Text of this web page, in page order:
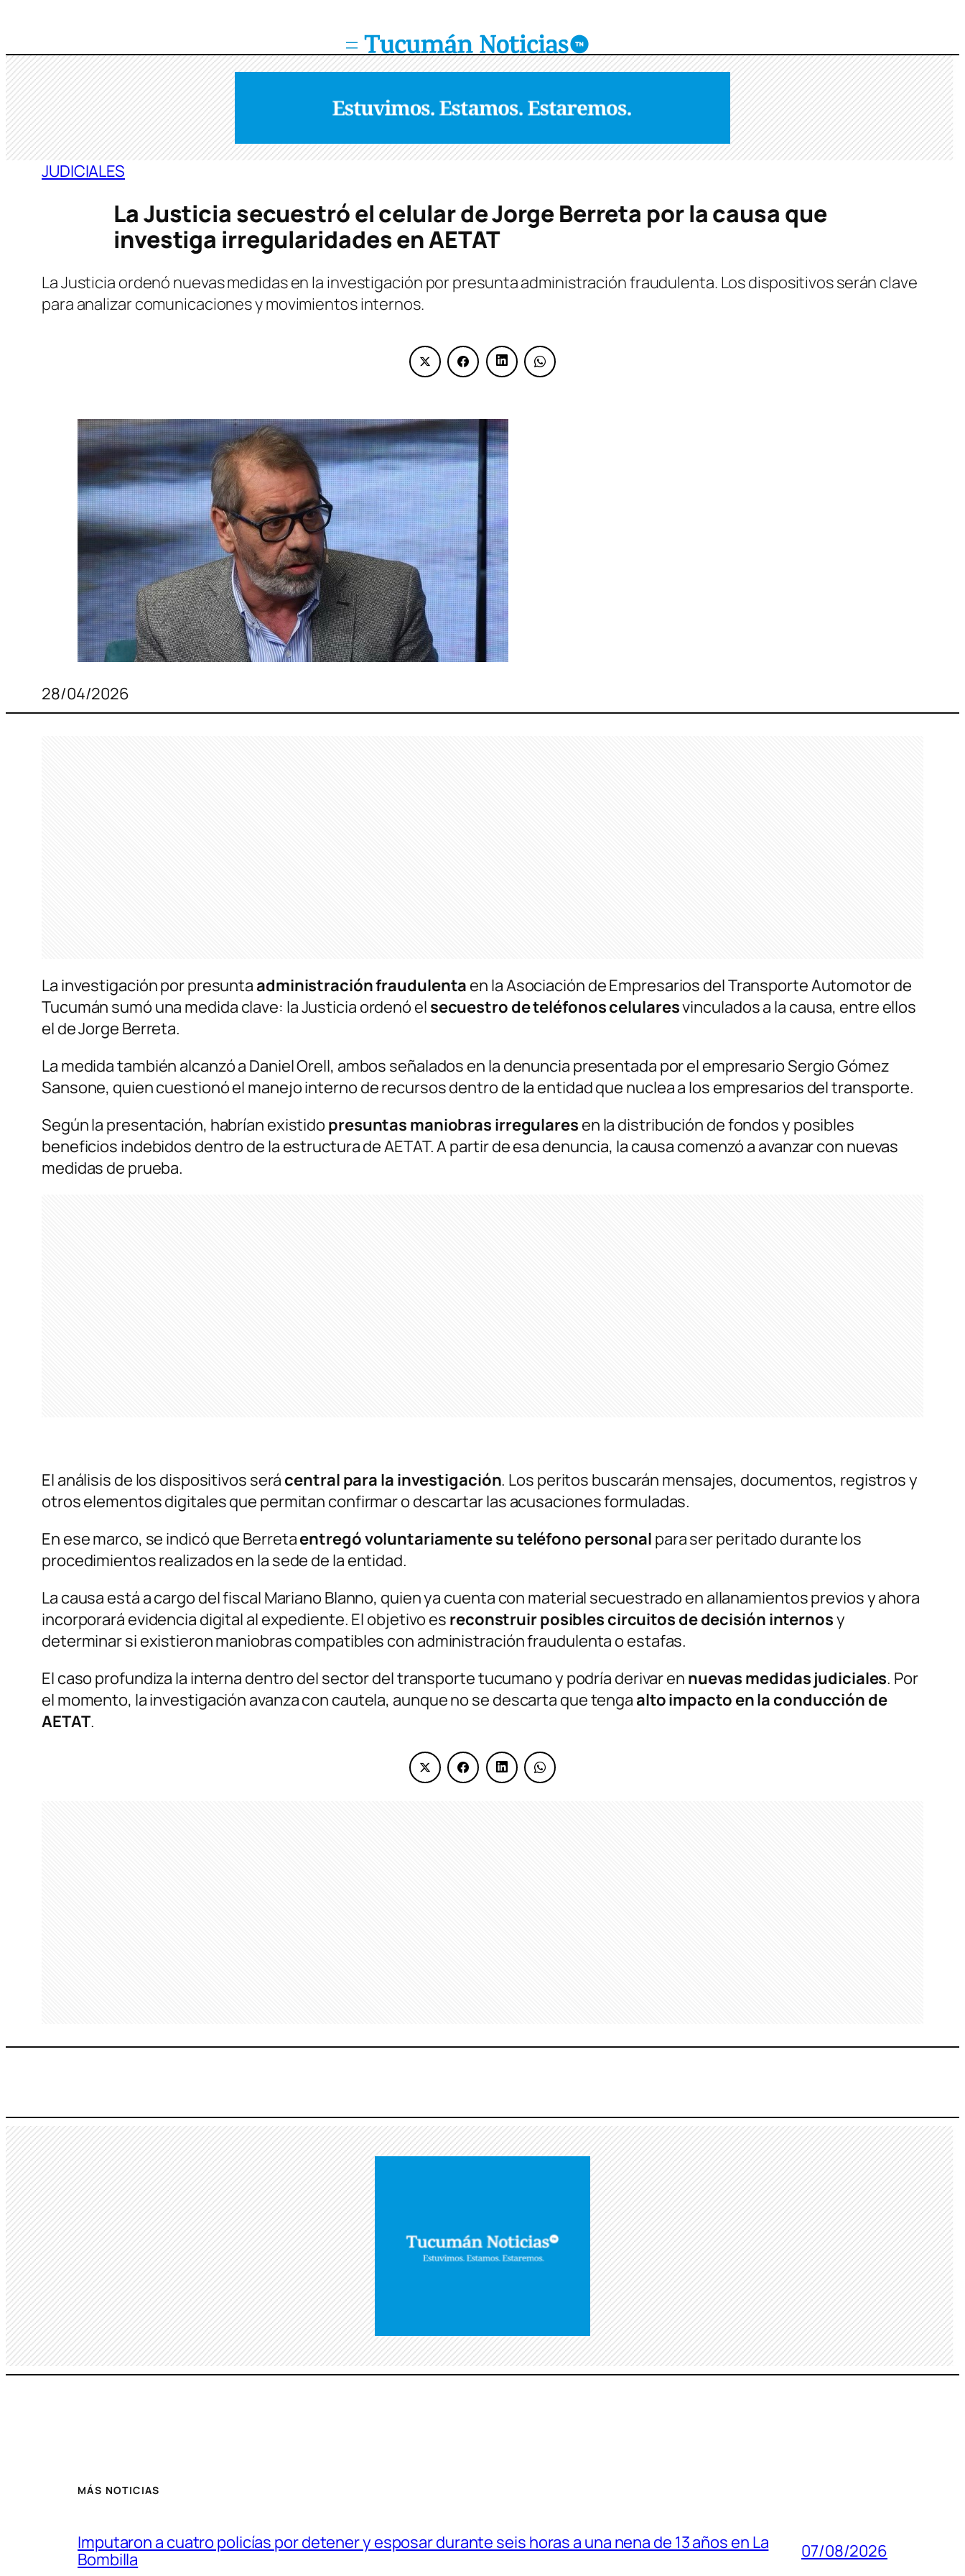
contenido
JUDICIALES
La Justicia secuestró el celular de Jorge Berreta por la causa que
investiga irregularidades en AETAT
La Justicia ordenó nuevas medidas en la investigación por presunta administración fraudulenta. Los dispositivos serán clave
para analizar comunicaciones y movimientos internos.
28/04/2026
La investigación por presuntaadministración fraudulenta en la Asociación de Empresarios del Transporte Automotor de
Tucumán sumó una medida clave: la Justicia ordenó el secuestro de teléfonos celularesvinculados a la causa, entre ellos
el de Jorge Berreta.
La medida también alcanzó a Daniel Orell, ambos señalados en la denuncia presentada por el empresario Sergio Gómez
Sansone, quien cuestionó el manejo interno de recursos dentro de la entidad que nuclea a los empresarios del transporte.
Según la presentación, habrían existido presuntas maniobras irregulares en la distribución de fondos y posibles
beneficios indebidos dentro de la estructura de AETAT. A partir de esa denuncia, la causa comenzó a avanzar con nuevas
medidas de prueba.
El análisis de los dispositivos será central para la investigación. Los peritos buscarán mensajes, documentos, registros y
otros elementos digitales que permitan confirmar o descartar las acusaciones formuladas.
En ese marco, se indicó que Berretaentregó voluntariamente su teléfono personal para ser peritado durante los
procedimientos realizados en la sede de la entidad.
La causa está a cargo del fiscal Mariano Blanno, quien ya cuenta con material secuestrado en allanamientos previos y ahora
incorporará evidencia digital al expediente. El objetivo es reconstruir posibles circuitos de decisión internosy
determinar si existieron maniobras compatibles con administración fraudulenta o estafas.
El caso profundiza la interna dentro del sector del transporte tucumano y podría derivar en nuevas medidas judiciales. Por
el momento, la investigación avanza con cautela, aunque no se descarta que tengaalto impacto en la conducción de
AETAT.
MÁS NOTICIAS
Imputaron a cuatro policías por detener y esposar durante seis horas a una nena de 13 años en La
Bombilla
07/08/2026